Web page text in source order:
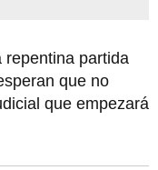
repentina partida
que no
que empezará